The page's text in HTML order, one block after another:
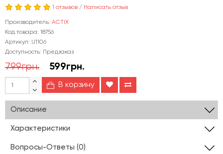
1 отзывов / Написать отзыв
Производитель: ACTIX
Код товара: 18756
Артикул: U1106
Доступность: Предзаказ
799грн. 599грн.
В корзину
Описание
Характеристики
Вопросы-Ответы (0)